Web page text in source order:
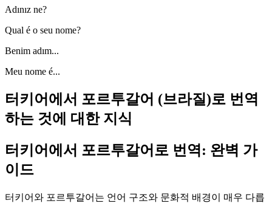
Adınız ne?
Qual é o seu nome?
Benim adım...
Meu nome é...
터키어에서 포르투갈어 (브라질)로 번역
하는 것에 대한 지식
터키어에서 포르투갈어로 번역: 완벽 가
이드
터키어와 포르투갈어는 언어 구조와 문화적 배경이 매우 다릅